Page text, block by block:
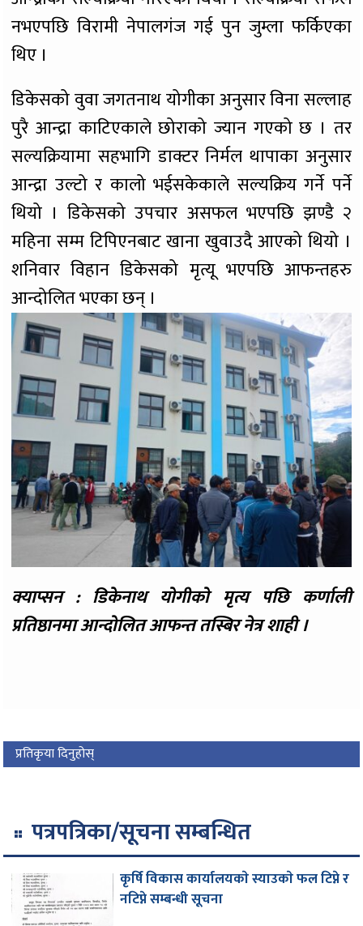
नभएपछि विरामी नेपालगंज गई पुन जुम्ला फर्किएका
थिए ।
डिकेसको वुवा जगतनाथ योगीका अनुसार विना सल्लाह
पुरै आन्द्रा काटिएकाले छोराको ज्यान गएको छ । तर
सल्यक्रियामा सहभागि डाक्टर निर्मल थापाका अनुसार
आन्द्रा उल्टो र कालो भईसकेकाले सल्यक्रिय गर्ने पर्ने
थियो । डिकेसको उपचार असफल भएपछि झण्डै २
महिना सम्म टिपिएनबाट खाना खुवाउदै आएको थियो ।
शनिवार विहान डिकेसको मृत्यू भएपछि आफन्तहरु
आन्दोलित भएका छन् ।
क्याप्सन : डिकेनाथ योगीको मृत्य पछि कर्णाली
प्रतिष्ठानमा आन्दोलित आफन्त तस्बिर नेत्र शाही ।
प्रतिकृया दिनुहोस्
पत्रपत्रिका/सूचना सम्बन्धित
कृर्षि विकास कार्यालयकाे स्याउकाे फल टिप्ने र
नटिप्ने सम्बन्धी सूचना